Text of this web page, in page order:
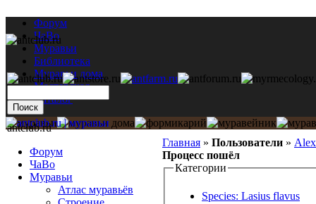
Форум
ЧаВо
Муравьи
Библиотека
Муравьи дома
Мастерская
Каталог
Главная » Пользователи »
Процесс пошёл
Категории
Species: Lasius flavus
antclub.ru
Форум
ЧаВо
Муравьи
Атлас муравьёв